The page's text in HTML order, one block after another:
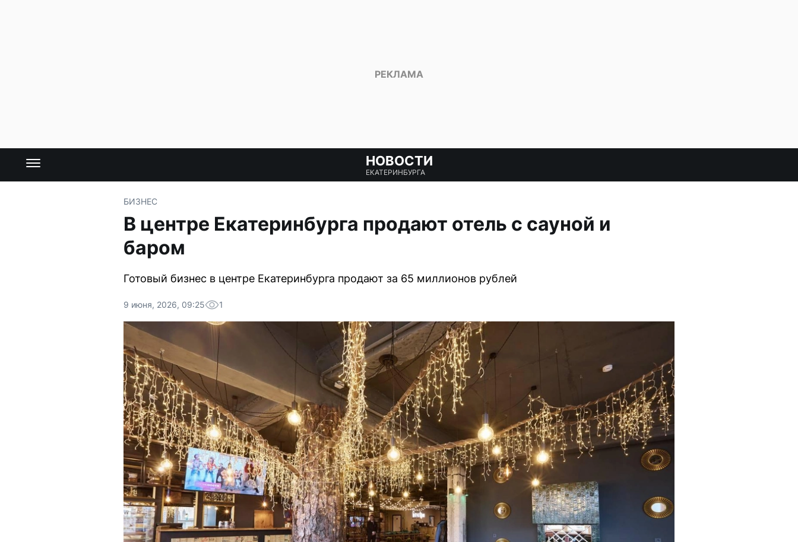
НОВОСТИ
ЕКАТЕРИНБУРГА
БИЗНЕС
В центре Екатеринбурга продают отель с сауной и
баром
Готовый бизнес в центре Екатеринбурга продают за 65 миллионов рублей
9 июня, 2026, 09:25 1